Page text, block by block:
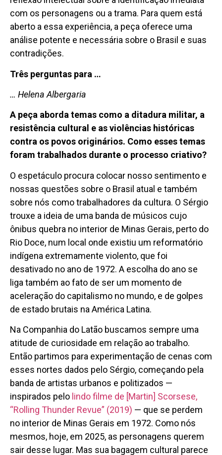
com os personagens ou a trama. Para quem está
aberto a essa experiência, a peça oferece uma
análise potente e necessária sobre o Brasil e suas
contradições.
Três perguntas para …
… Helena Albergaria
A peça aborda temas como a ditadura militar, a
resistência cultural e as violências históricas
contra os povos originários. Como esses temas
foram trabalhados durante o processo criativo?
O espetáculo procura colocar nosso sentimento e
nossas questões sobre o Brasil atual e também
sobre nós como trabalhadores da cultura. O Sérgio
trouxe a ideia de uma banda de músicos cujo
ônibus quebra no interior de Minas Gerais, perto do
Rio Doce, num local onde existiu um reformatório
indígena extremamente violento, que foi
desativado no ano de 1972. A escolha do ano se
liga também ao fato de ser um momento de
aceleração do capitalismo no mundo, e de golpes
de estado brutais na América Latina.
Na Companhia do Latão buscamos sempre uma
atitude de curiosidade em relação ao trabalho.
Então partimos para experimentação de cenas com
esses nortes dados pelo Sérgio, começando pela
banda de artistas urbanos e politizados —
inspirados pelo lindo filme de [Martin] Scorsese,
“Rolling Thunder Revue” (2019) — que se perdem
no interior de Minas Gerais em 1972. Como nós
mesmos, hoje, em 2025, as personagens querem
sair desse lugar. Mas sua bagagem cultural parece